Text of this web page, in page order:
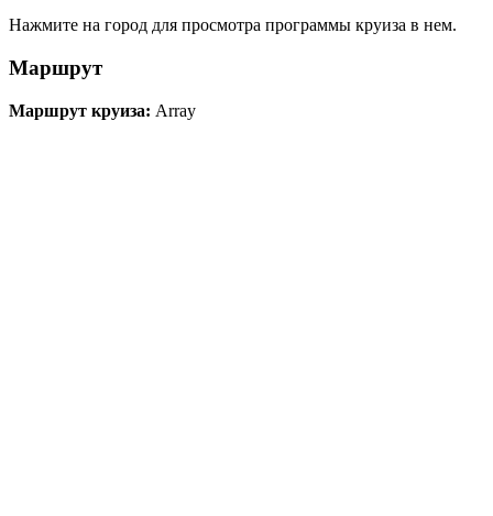
Нажмите на город для просмотра программы круиза в нем.
Маршрут
Маршрут круиза: Array